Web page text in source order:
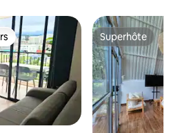
Superhôte
Superhôte